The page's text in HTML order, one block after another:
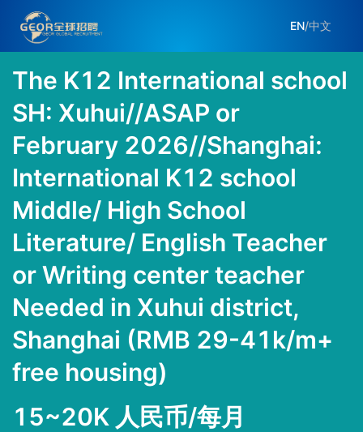
EN/中文
The K12 International school
SH: Xuhui//ASAP or
February 2026//Shanghai:
International K12 school
Middle/ High School
Literature/ English Teacher
or Writing center teacher
Needed in Xuhui district,
Shanghai (RMB 29-41k/m+
free housing)
15~20K 人民币/每月